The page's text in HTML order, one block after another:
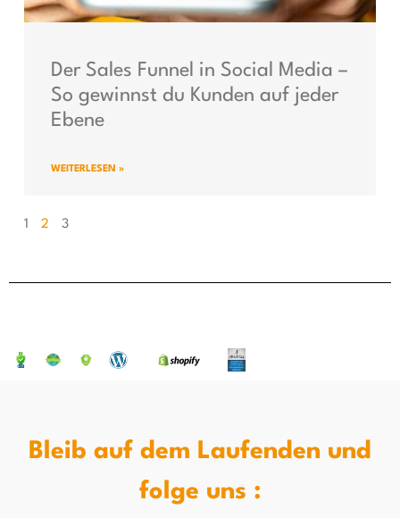
Der Sales Funnel in Social Media –
So gewinnst du Kunden auf jeder
Ebene
WEITERLESEN »
1 2 3
Bleib auf dem Laufenden und
folge uns :